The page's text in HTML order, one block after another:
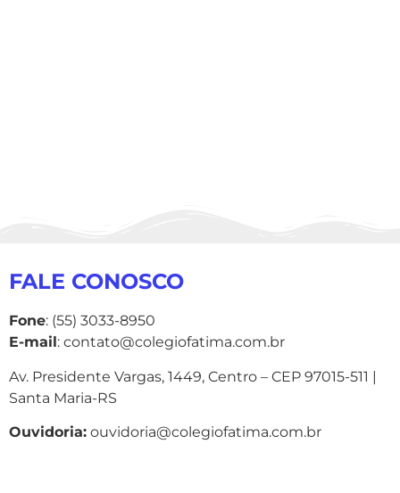
FALE CONOSCO
Fone: (55) 3033-8950
E-mail: contato@colegiofatima.com.br
Av. Presidente Vargas, 1449, Centro – CEP 97015-511 |
Santa Maria-RS
Ouvidoria: ouvidoria@colegiofatima.com.br